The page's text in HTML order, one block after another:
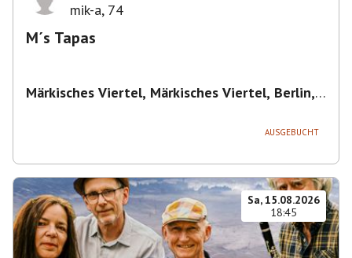
mik-a, 74
M´s Tapas
Märkisches Viertel, Märkisches Viertel, Berlin,
AUSGEBUCHT
Sa, 15.08.2026
18:45